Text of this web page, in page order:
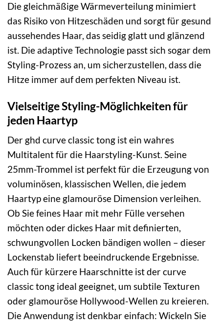
Die gleichmäßige Wärmeverteilung minimiert
das Risiko von Hitzeschäden und sorgt für gesund
aussehendes Haar, das seidig glatt und glänzend
ist. Die adaptive Technologie passt sich sogar dem
Styling-Prozess an, um sicherzustellen, dass die
Hitze immer auf dem perfekten Niveau ist.
Vielseitige Styling-Möglichkeiten für
jeden Haartyp
Der ghd curve classic tong ist ein wahres
Multitalent für die Haarstyling-Kunst. Seine
25mm-Trommel ist perfekt für die Erzeugung von
voluminösen, klassischen Wellen, die jedem
Haartyp eine glamouröse Dimension verleihen.
Ob Sie feines Haar mit mehr Fülle versehen
möchten oder dickes Haar mit definierten,
schwungvollen Locken bändigen wollen – dieser
Lockenstab liefert beeindruckende Ergebnisse.
Auch für kürzere Haarschnitte ist der curve
classic tong ideal geeignet, um subtile Texturen
oder glamouröse Hollywood-Wellen zu kreieren.
Die Anwendung ist denkbar einfach: Wickeln Sie